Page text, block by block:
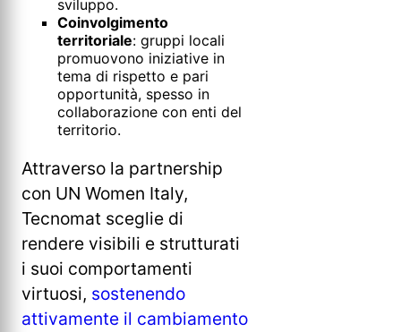
sviluppo.
Coinvolgimento
territoriale: gruppi locali
promuovono iniziative in
tema di rispetto e pari
opportunità, spesso in
collaborazione con enti del
territorio.
Attraverso la partnership
con UN Women Italy,
Tecnomat sceglie di
rendere visibili e strutturati
i suoi comportamenti
virtuosi, sostenendo
attivamente il cambiamento